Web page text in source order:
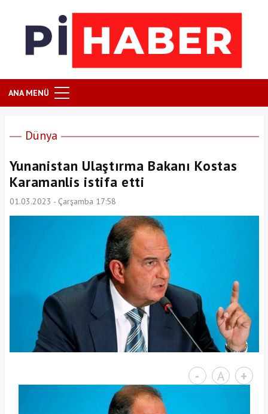
ANA MENÜ
Dünya
Yunanistan Ulaştırma Bakanı Kostas
Karamanlis istifa etti
01.03.2023 - Çarşamba 17:58
- A +